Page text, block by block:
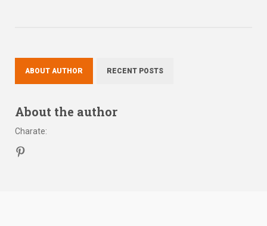
ABOUT AUTHOR RECENT POSTS
About the author
Charate: